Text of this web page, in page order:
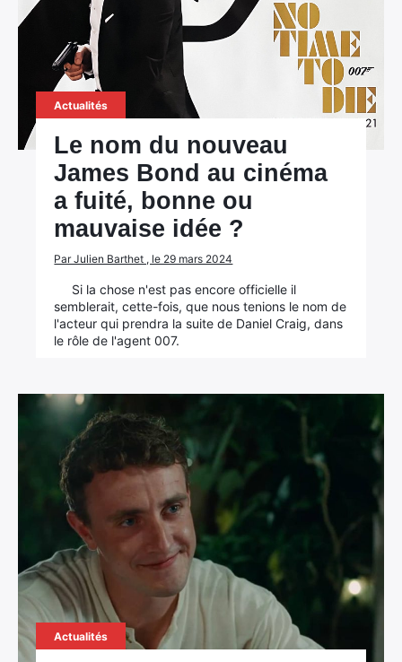
Actualités
Le nom du nouveau
James Bond au cinéma
a fuité, bonne ou
mauvaise idée ?
Par Julien Barthet , le 29 mars 2024
Si la chose n'est pas encore officielle il
semblerait, cette-fois, que nous tenions le nom de
l'acteur qui prendra la suite de Daniel Craig, dans
le rôle de l'agent 007.
Actualités